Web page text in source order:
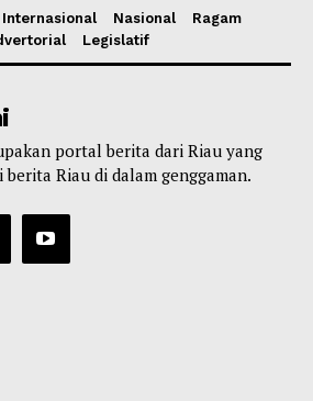
Internasional Nasional
Ragam
Legislatif
portal berita dari Riau yang
Riau di dalam genggaman.